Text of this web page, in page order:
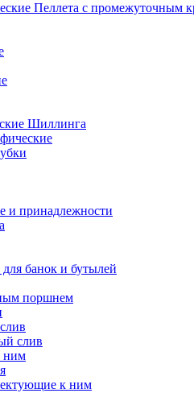
Пеллета с промежуточным
Шиллинга
и принадлежности
банок и бутылей
поршнем
слив
ним
к ним